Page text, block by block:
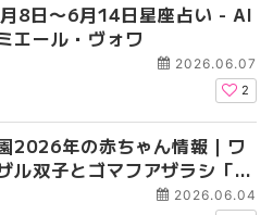
8日〜6月14日星座占い - AI
エール・ヴォワ
2026.06.07
2
2026年の赤ちゃん情報｜ワ
ル双子とゴマフアザラシ「き
生・今しか見られない姿にメ
2026.06.04